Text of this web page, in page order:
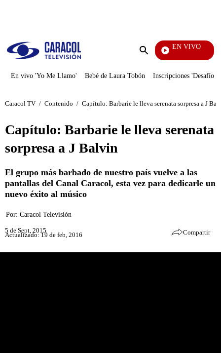
Enviar
EN VIVO
Televentas
En vivo 'Yo Me Llamo' Bebé de Laura Tobón Inscripciones 'Desafío'
Caracol TV / Contenido / Capítulo: Barbarie le lleva serenata sorpresa a J
Capítulo: Barbarie le lleva serenata
sorpresa a J Balvin
El grupo más barbado de nuestro país vuelve a las
pantallas del Canal Caracol, esta vez para dedicarle un
nuevo éxito al músico
Por: Caracol Televisión
5 de Sept, 2015
Actualizado: 19 de feb, 2016 Compartir